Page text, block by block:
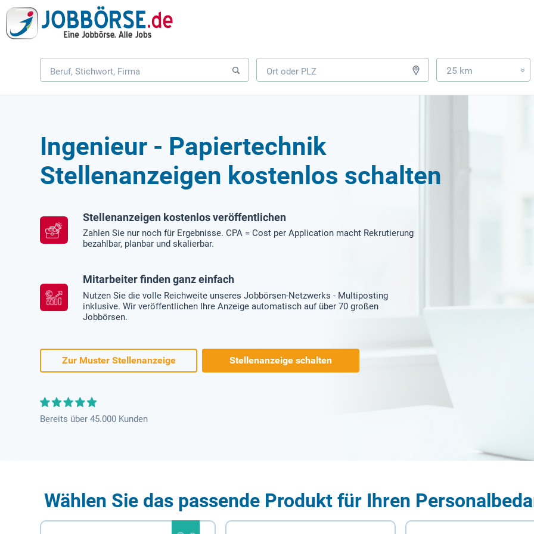
25 km »
Ingenieur - Papiertechnik
Stellenanzeigen kostenlos schalten
Stellenanzeigen kostenlos veröffentlichen
Zahlen Sie nur noch für Ergebnisse. CPA = Cost per Application macht Rekrutierung
bezahlbar, planbar und skalierbar.
Mitarbeiter finden ganz einfach
Nutzen Sie die volle Reichweite unseres Jobbörsen-Netzwerks - Multiposting
inklusive. Wir veröffentlichen Ihre Anzeige automatisch auf über 70 großen
Jobbörsen.
Zur Muster Stellenanzeige Stellenanzeige schalten
Bereits über 45.000 Kunden
Wählen Sie das passende Produkt für Ihren